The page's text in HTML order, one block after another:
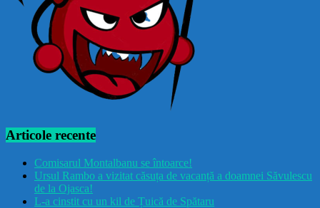
Articole recente
Comisarul Montalbanu se întoarce!
Ursul Rambo a vizitat căsuța de vacanță a doamnei Săvulescu
de la Ojasca!
L-a cinstit cu un kil de Țuică de Spătaru